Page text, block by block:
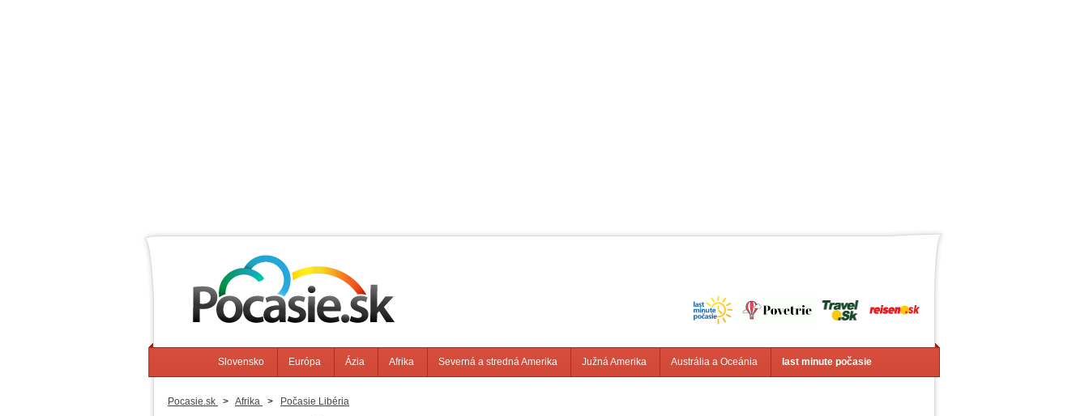
Slovensko Európa Ázia Afrika Severná a stredná Amerika Južná Amerika Austrália a Oceánia last minute počasie
Pocasie.sk > Afrika > Počasie Libéria